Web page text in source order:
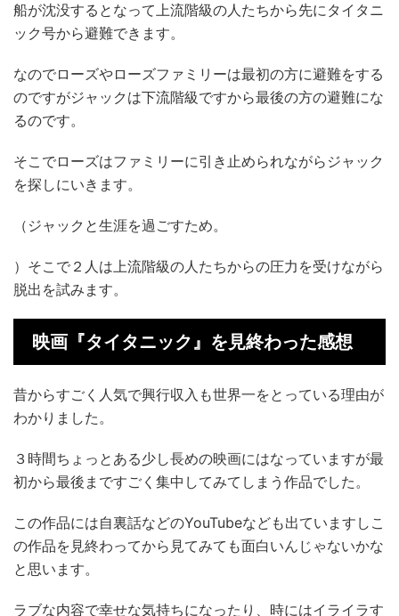
船が沈没するとなって上流階級の人たちから先にタイタニ
ック号から避難できます。
なのでローズやローズファミリーは最初の方に避難をする
のですがジャックは下流階級ですから最後の方の避難にな
るのです。
そこでローズはファミリーに引き止められながらジャック
を探しにいきます。
（ジャックと生涯を過ごすため。
）そこで２人は上流階級の人たちからの圧力を受けながら
脱出を試みます。
映画『タイタニック』を見終わった感想
昔からすごく人気で興行収入も世界一をとっている理由が
わかりました。
３時間ちょっとある少し長めの映画にはなっていますが最
初から最後まですごく集中してみてしまう作品でした。
この作品には自裏話などのYouTubeなども出ていますしこ
の作品を見終わってから見てみても面白いんじゃないかな
と思います。
ラブな内容で幸せな気持ちになったり、時にはイライラす